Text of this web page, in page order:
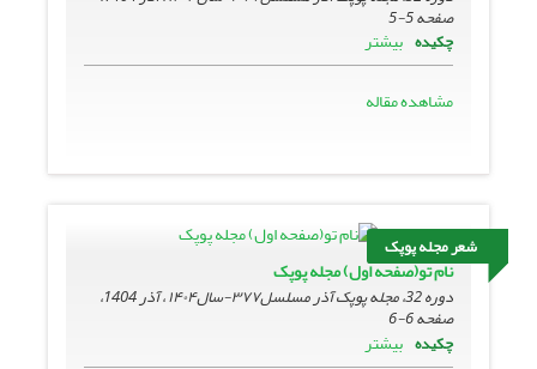
صفحه5-5
چکیده بیشتر
مشاهده مقاله
شعر مجله پوپک
نام تو(صفحه اول) مجله پوپک
دوره 32، مجله پوپک آذر مسلسل۳۷۷-سال۱۴۰۴ ، آذر 1404،
صفحه6-6
چکیده بیشتر